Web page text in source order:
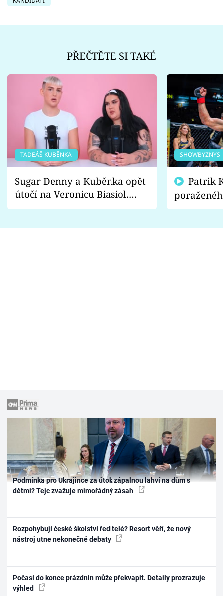
PŘEČTĚTE SI TAKÉ
TADEÁŠ KUBĚNKA
Sugar Denny a Kuběnka opět
útočí na Veronicu Biasiol.
Proč je podle nich falešná a
SHOWBYZNYS
fanoušci
Podmínka pro Ukrajince za útok zápalnou lahví na dům s
dětmi? Tejc zvažuje mimořádný zásah
Rozpohybují české školství ředitelé? Resort věří, že nový
nástroj utne nekonečné debaty
Počasí do konce prázdnin může překvapit. Detaily prozrazuje
výhled